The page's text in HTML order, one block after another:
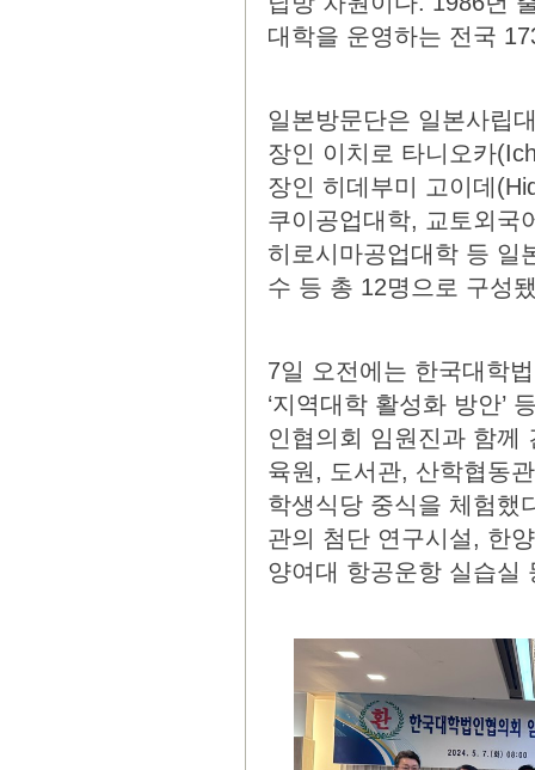
대학을 운영하는 전국
일본방문단은 일본사립
장인 이치로 타니오카
장인 히데부미 고이데
쿠이공업대학, 교토외국
히로시마공업대학 등 일
수 등 총 12명으로 구성
7일 오전에는 한국대학
‘지역대학 활성화 방안’
인협의회 임원진과 함께
육원, 도서관, 산학협동
학생식당 중식을 체험했
관의 첨단 연구시설, 한
양여대 항공운항 실습실